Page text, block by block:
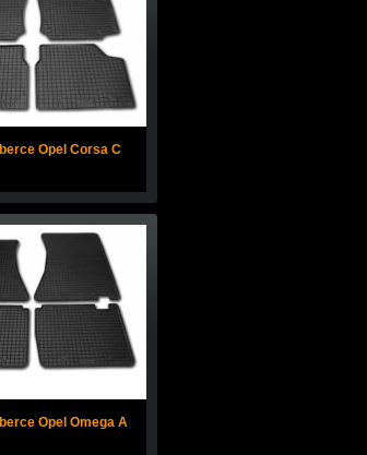
Opel Corsa C
Opel Omega A